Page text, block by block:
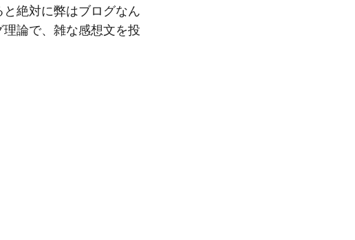
絶対に弊はブログなん
論で、雑な感想文を投